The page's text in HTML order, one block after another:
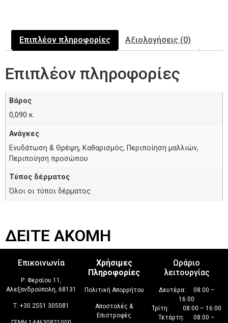
Επιπλέον πληροφορίες Αξιολογήσεις (0)
Επιπλέον πληροφορίες
Βάρος
0,090 κ.
Ανάγκες
Ενυδάτωση & Θρέψη, Καθαρισμός, Περιποίηση μαλλιών,
Περιποίηση προσώπου
Τύπος δέρματος
Όλοι οι τύποι δέρματος
ΔΕΙΤΕ ΑΚΟΜΗ
Επικοινωνία
Ρ. Φεραίου 11,
Αλεξανδρούπολη, 68131
T:+30 2551 305081
Χρήσιμες
Πληροφορίες
Πολιτική Απορρήτου
Αποστολές &
Επιστροφές
Ωράριο
λειτουργίας
Δευτέρα: 08:00 –
16:00
Τρίτη: 08:00 – 16:00
Τετάρτη: 08:00 –